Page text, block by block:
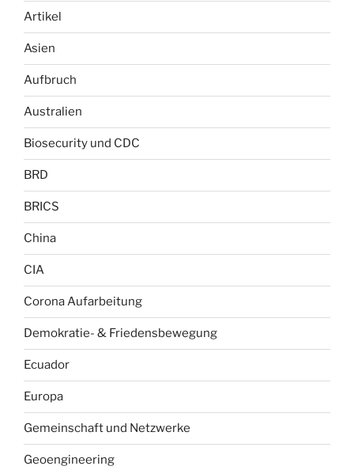
Artikel
Asien
Aufbruch
Australien
Biosecurity und CDC
BRD
BRICS
China
CIA
Corona Aufarbeitung
Demokratie- & Friedensbewegung
Ecuador
Europa
Gemeinschaft und Netzwerke
Geoengineering